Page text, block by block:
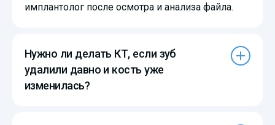
имплантолог после осмотра и анализа файла.
Нужно ли делать КТ, если зуб
удалили давно и кость уже
изменилась?